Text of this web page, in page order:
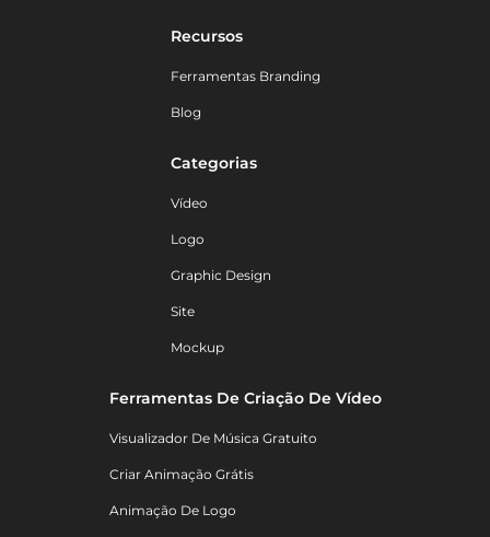
Recursos
Ferramentas Branding
Blog
Categorias
Vídeo
Logo
Graphic Design
Site
Mockup
Ferramentas De Criação De Vídeo
Visualizador De Música Gratuito
Criar Animação Grátis
Animação De Logo